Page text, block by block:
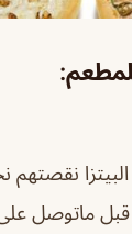
نقصتهم
ماتوصل على